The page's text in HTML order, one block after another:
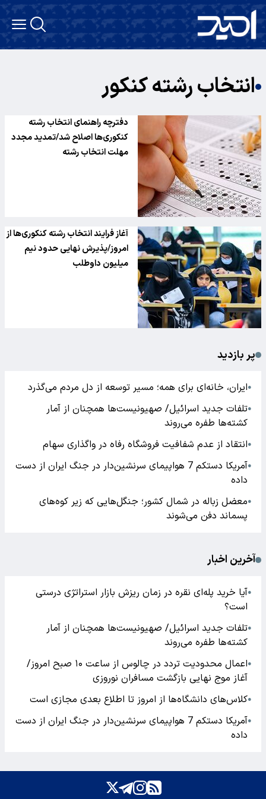
انتخاب رشته کنکور
دفترچه راهنمای انتخاب رشته
کنکوری‌ها اصلاح شد/تمدید مجدد
مهلت انتخاب رشته
آغاز فرایند انتخاب رشته کنکوری‌ها از
امروز/پذیرش نهایی حدود نیم
میلیون داوطلب
پر بازدید
●ایران، خانه‌ای برای همه؛ مسیر توسعه از دل مردم می‌گذرد
●تلفات جدید اسرائیل/ صهیونیست‌ها همچنان از آمار
کشته‌ها طفره می‌روند
●انتقاد از عدم شفافیت فروشگاه رفاه در واگذاری سهام
●
آمریکا دستکم 7 هواپیمای سرنشین‌دار در جنگ ایران از دست
داده
●معضل زباله در شمال کشور؛ جنگل‌هایی که زیر کوه‌های
پسماند دفن می‌شوند
آخرین اخبار
●آیا خرید پله‌ای نقره در زمان ریزش بازار استراتژی درستی
است؟
●تلفات جدید اسرائیل/ صهیونیست‌ها همچنان از آمار
کشته‌ها طفره می‌روند
●
اعمال محدودیت تردد در چالوس از ساعت ۱۰ صبح امروز/
آغاز موج نهایی بازگشت مسافران نوروزی
●کلاس‌های دانشگاه‌ها از امروز تا اطلاع بعدی مجازی است
●
آمریکا دستکم 7 هواپیمای سرنشین‌دار در جنگ ایران از دست
داده